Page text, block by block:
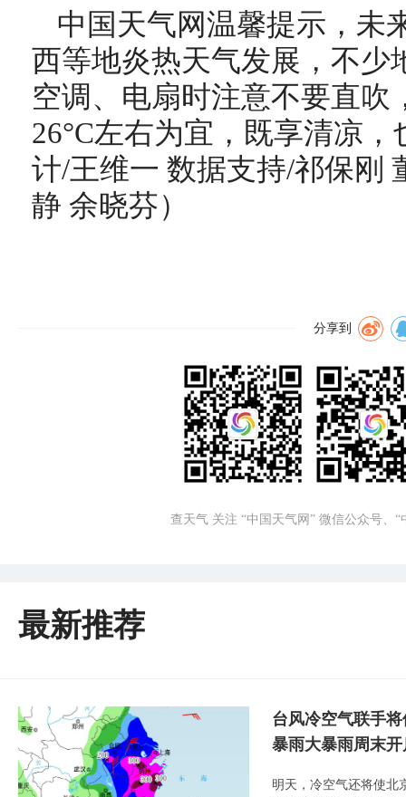
中国天气网温馨提示，未
西等地炎热天气发展，不少
空调、电扇时注意不要直吹
26°C左右为宜，既享清凉
计/王维一 数据支持/祁保刚
静 余晓芬）
分享到
查天气 关注 “中国天气网” 微信公众号、
最新推荐
台风冷空气联手
暴雨大暴雨周末开
明天，冷空气还将使北